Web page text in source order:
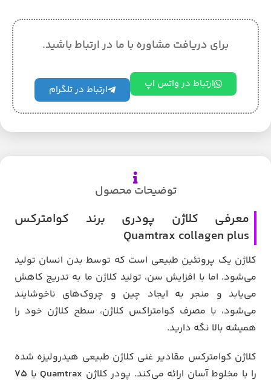
برای دریافت مشاوره با ما در ارتباط باشید.
ارتباط در واتس اپ ارتباط در تلگرام
توضیحات محصول
معرفی کلاژن پودری برند کوامترکس
Quamtrax collagen plus
کلاژن یک پروتئین طبیعی است که توسط بدن انسان تولید
می‌شود. اما با افزایش سن، تولید کلاژن ما به تدریج کاهش
می‌یابد و منجر به ایجاد چین و چروک‌های ناخوشایند
می‌شود، با مصرف کوامتراکس کلاژن، سطح کلاژن خود را
همیشه بالا نگه دارید.
کلاژن کوامترکس مقادیر غنی کلاژن طبیعی هیدرولیزه شده
را با مخلوط آسان ارائه می‌کند. پودر کلاژن Quamtrax با ۷۵